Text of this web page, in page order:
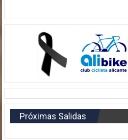
Próximas Salidas